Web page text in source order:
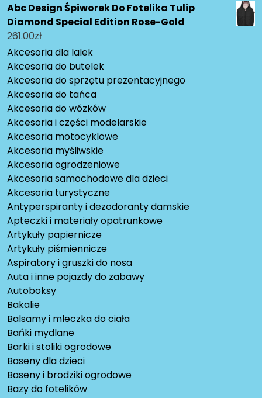
Abc Design Śpiworek Do Fotelika Tulip
Diamond Special Edition Rose-Gold
261.00zł
Akcesoria dla lalek
Akcesoria do butelek
Akcesoria do sprzętu prezentacyjnego
Akcesoria do tańca
Akcesoria do wózków
Akcesoria i części modelarskie
Akcesoria motocyklowe
Akcesoria myśliwskie
Akcesoria ogrodzeniowe
Akcesoria samochodowe dla dzieci
Akcesoria turystyczne
Antyperspiranty i dezodoranty damskie
Apteczki i materiały opatrunkowe
Artykuły papiernicze
Artykuły piśmiennicze
Aspiratory i gruszki do nosa
Auta i inne pojazdy do zabawy
Autoboksy
Bakalie
Balsamy i mleczka do ciała
Bańki mydlane
Barki i stoliki ogrodowe
Baseny dla dzieci
Baseny i brodziki ogrodowe
Bazy do fotelików